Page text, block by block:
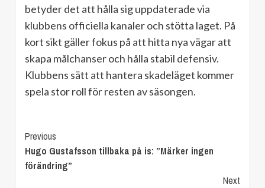
betyder det att hålla sig uppdaterade via
klubbens officiella kanaler och stötta laget. På
kort sikt gäller fokus på att hitta nya vägar att
skapa målchanser och hålla stabil defensiv.
Klubbens sätt att hantera skadeläget kommer
spela stor roll för resten av säsongen.
Continue
Reading
Previous
Hugo Gustafsson tillbaka på is: ”Märker ingen
förändring”
Next